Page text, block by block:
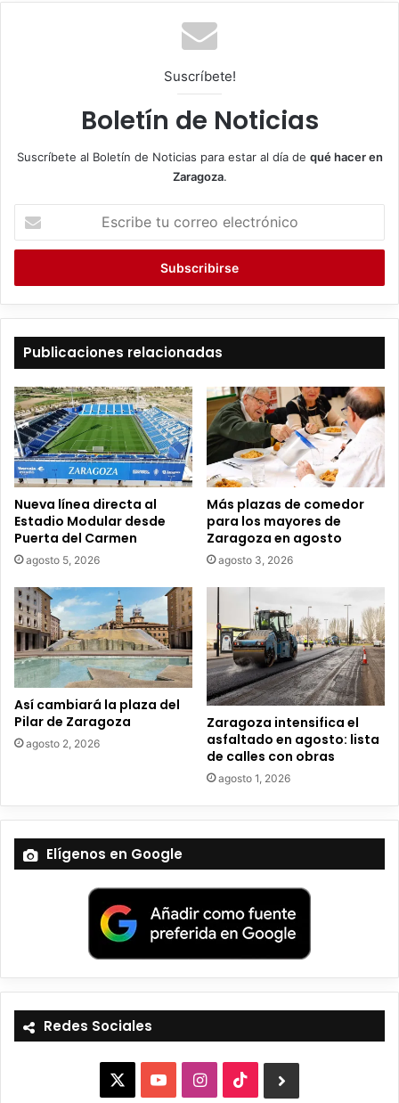
Suscríbete!
Boletín de Noticias
Suscríbete al Boletín de Noticias para estar al día de qué hacer en
Zaragoza.
c
i
b
o
r
r
e
o
l
e
t
r
ó
n
i
c
o
Publicaciones relacionadas
Nueva línea directa al
Estadio Modular desde
Puerta del Carmen
agosto 5, 2026
Más plazas de comedor
para los mayores de
Zaragoza en agosto
agosto 3, 2026
Así cambiará la plaza del
Pilar de Zaragoza
agosto 2, 2026
Zaragoza intensifica el
asfaltado en agosto: lista
de calles con obras
agosto 1, 2026
Elígenos en Google
Redes Sociales
I